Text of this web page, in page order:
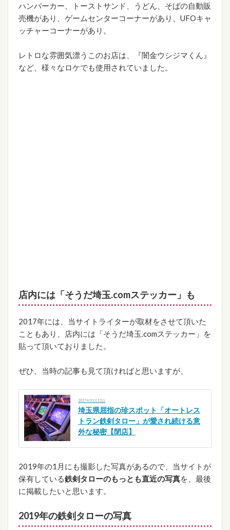
ハンバーカー、トーストサンド、うどん、そばの自動販
売機があり、ゲームセンターコーナーがあり、UFOキャ
ッチャーコーナーがあり。
レトロな雰囲気漂うこのお店は、『闇金ウシジマくん』
など、様々なロケでも使用されていました。
店内には「そうだ埼玉.comステッカー」も
2017年には、当サイトライターが取材をさせて頂いた
こともあり、店内には「そうだ埼玉.comステッカー」を
貼って頂いておりました。
ぜひ、当時の記事も見て頂ければと思いますが、
2017年01月12日
埼玉県屈指の珍スポット「オートレス
トラン鉄剣タロー」が愛され続ける意
外な秘密【閉店】
2019年の1月にも撮影した写真があるので、当サイトが
保有している鉄剣タローのもっとも直近の写真を、最後
に掲載したいと思います。
2019年の鉄剣タローの写真